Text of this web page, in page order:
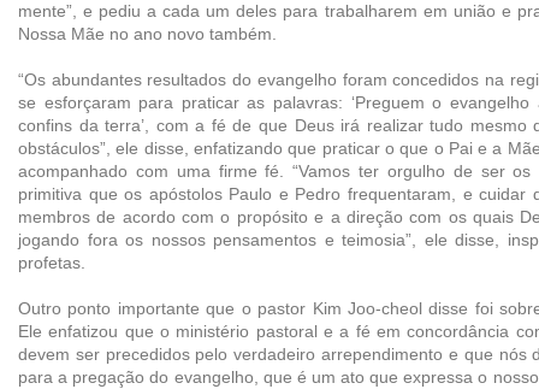
mente”, e pediu a cada um deles para trabalharem em união e
Nossa Mãe no ano novo também.
“Os abundantes resultados do evangelho foram concedidos na
se esforçaram para praticar as palavras: ‘Preguem o
confins da terra’, com a fé de que Deus irá realizar tudo mesmo
obstáculos”, ele disse, enfatizando que praticar o que o Pai e a
acompanhado com uma firme fé. “Vamos ter orgulho de ser os
primitiva que os apóstolos Paulo e Pedro frequentaram, e cuidar
membros de acordo com o propósito e a direção com os quais
jogando fora os nossos pensamentos e teimosia”, ele disse,
profetas.
Outro ponto importante que o pastor Kim Joo-cheol disse foi
Ele enfatizou que o ministério pastoral e a fé em concordância
devem ser precedidos pelo verdadeiro arrependimento e que nós
para a pregação do evangelho, que é um ato que expressa o